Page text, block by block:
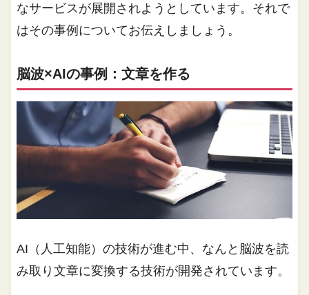
なサービスが展開されようとしています。それで
はその事例についてお伝えしましょう。
脳波×AIの事例：文章を作る
AI（人工知能）の技術が進む中、なんと脳波を読
み取り文章に変換する技術が開発されています。